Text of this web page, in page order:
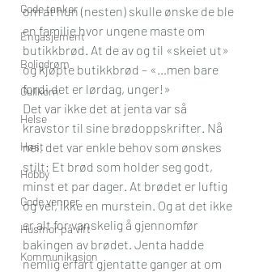
Gode tanker
Engasjement
Boligdrøm
Gullkorn
Helse
Høst
Hobby
Gode venner
Husmor på vift
Kommunikasjon
om at hun (nesten) skulle ønske de ble
en familie hvor ungene maste om
butikkbrød. At de av og til «skeiet ut»
og kjøpte butikkbrød – «…men bare
fordi det er lørdag, unger!»
Det var ikke det at jenta var så
kravstor til sine brødoppskrifter. Nå
nei, det var enkle behov som ønskes
stilt; Et brød som holder seg godt,
minst et par dager. At brødet er luftig
og vel, ikke en murstein. Og at det ikke
er alt for vanskelig å gjennomfør
bakingen av brødet. Jenta hadde
nemlig erfart gjentatte ganger at om